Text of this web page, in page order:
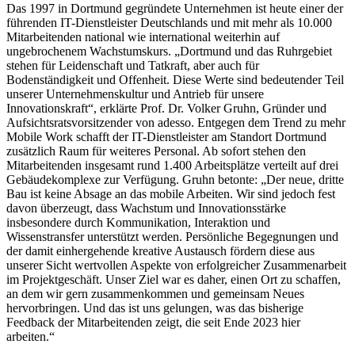
Das 1997 in Dortmund gegründete Unternehmen ist heute einer der
führenden IT-Dienstleister Deutschlands und mit mehr als 10.000
Mitarbeitenden national wie international weiterhin auf
ungebrochenem Wachstumskurs. „Dortmund und das Ruhrgebiet
stehen für Leidenschaft und Tatkraft, aber auch für
Bodenständigkeit und Offenheit. Diese Werte sind bedeutender Teil
unserer Unternehmenskultur und Antrieb für unsere
Innovationskraft“, erklärte Prof. Dr. Volker Gruhn, Gründer und
Aufsichtsratsvorsitzender von adesso. Entgegen dem Trend zu mehr
Mobile Work schafft der IT-Dienstleister am Standort Dortmund
zusätzlich Raum für weiteres Personal. Ab sofort stehen den
Mitarbeitenden insgesamt rund 1.400 Arbeitsplätze verteilt auf drei
Gebäudekomplexe zur Verfügung. Gruhn betonte: „Der neue, dritte
Bau ist keine Absage an das mobile Arbeiten. Wir sind jedoch fest
davon überzeugt, dass Wachstum und Innovationsstärke
insbesondere durch Kommunikation, Interaktion und
Wissenstransfer unterstützt werden. Persönliche Begegnungen und
der damit einhergehende kreative Austausch fördern diese aus
unserer Sicht wertvollen Aspekte von erfolgreicher Zusammenarbeit
im Projektgeschäft. Unser Ziel war es daher, einen Ort zu schaffen,
an dem wir gern zusammenkommen und gemeinsam Neues
hervorbringen. Und das ist uns gelungen, was das bisherige
Feedback der Mitarbeitenden zeigt, die seit Ende 2023 hier
arbeiten.“